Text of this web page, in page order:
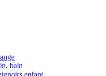
bain